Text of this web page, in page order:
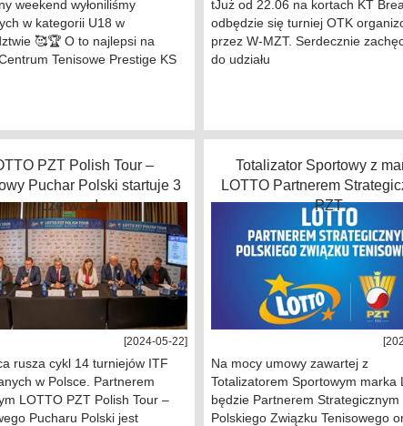
weekend wyłoniliśmy
w kategorii U18 w
🥰🏆 O to najlepsi na
Tenisowe Prestige KS
tJuż od 22.06 na kortach KT
odbędzie się turniej OTK
przez W-MZT. Serdecznie
do udziału
PZT Polish Tour –
Puchar Polski startuje 3
czerwca!
[2024-05-22]
rusza cykl 14 turniejów ITF
w Polsce. Partnerem
LOTTO PZT Polish Tour –
Pucharu Polski jest
Totalizator Sportowy z
LOTTO Partnerem
PZT
Na mocy umowy zawartej z
Totalizatorem Sportowym marka
będzie Partnerem Strategicznym
Polskiego Związku Tenisowego